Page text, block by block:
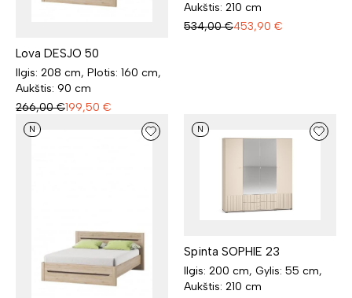
Lova DESJO 50
Ilgis: 208 cm, Plotis: 160 cm,
Aukštis: 90 cm
266,00 €199,50 €
Aukštis: 210 cm
534,00 €453,90 €
N N
Spinta SOPHIE 23
Ilgis: 200 cm, Gylis: 55 cm,
Aukštis: 210 cm